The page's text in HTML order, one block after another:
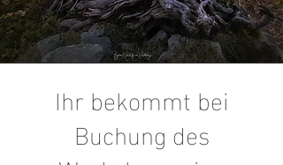
Ihr bekommt bei
Buchung des